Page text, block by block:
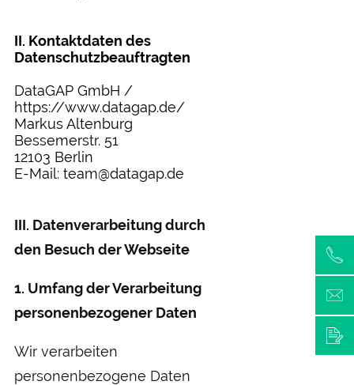
II. Kontaktdaten des
Datenschutzbeauftragten
DataGAP GmbH /
https://www.datagap.de/
Markus Altenburg
Bessemerstr. 51
12103 Berlin
E-Mail: team@datagap.de
III. Datenverarbeitung durch
den Besuch der Webseite
1. Umfang der Verarbeitung
personenbezogener Daten
Wir verarbeiten
personenbezogene Daten